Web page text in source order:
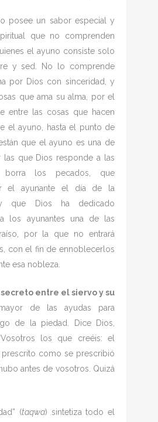
posee un sabor especial y
que no comprenden
el ayuno consiste solo
y sed. No lo comprende
por Dios con sinceridad, y
que ama su alma, por el
entre las cosas que hacen
el ayuno, hasta el punto de
que el ayuno es una de
las que Dios responde a las
borra los pecados, que
el ayunante el día de la
y que Dios ha dedicado
los ayunantes una de las
por la que no entrará
con el fin de ennoblecerlos
esa nobleza.
secreto entre el siervo y su
de las ayudas para
de la piedad. Dice Dios,
los que creéis: el
como se prescribió
antes de vosotros. Quizá
(taqwa) sintetiza todo el